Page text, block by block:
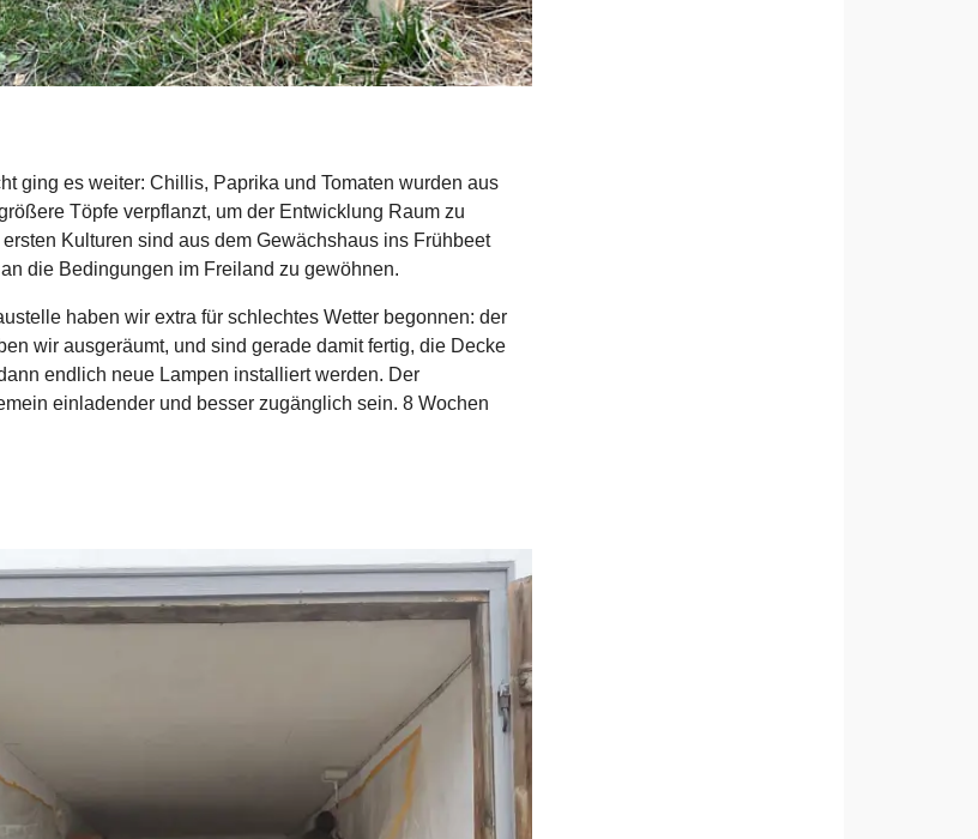
ging es weiter: Chillis, Paprika und Tomaten wurden aus
Töpfe verpflanzt, um der Entwicklung Raum zu
Kulturen sind aus dem Gewächshaus ins Frühbeet
die Bedingungen im Freiland zu gewöhnen.
haben wir extra für schlechtes Wetter begonnen: der
wir ausgeräumt, und sind gerade damit fertig, die Decke
endlich neue Lampen installiert werden. Der
einladender und besser zugänglich sein. 8 Wochen